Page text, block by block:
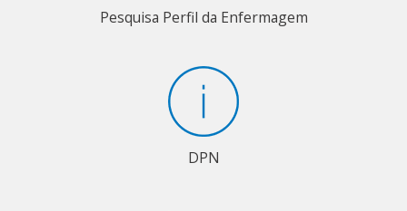
Pesquisa Perfil da Enfermagem
DPN